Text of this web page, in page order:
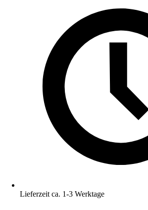
Lieferzeit ca. 1-3 Werktage